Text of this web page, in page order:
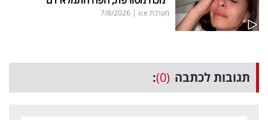
מערכת ice |
7/8/2026
תגובות לכתבה (0)
: